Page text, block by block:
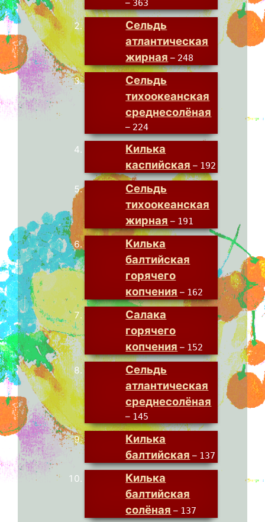
– 363
Сельдь
атлантическая
жирная – 248
Сельдь
тихоокеанская
среднесолёная
– 224
Килька
каспийская – 192
Сельдь
тихоокеанская
жирная – 191
Килька
балтийская
горячего
копчения – 162
Салака
горячего
копчения – 152
Сельдь
атлантическая
среднесолёная
– 145
Килька
балтийская – 137
Килька
балтийская
солёная – 137